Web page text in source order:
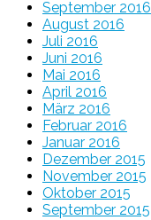
September 2016
August 2016
Juli 2016
Juni 2016
Mai 2016
April 2016
März 2016
Februar 2016
Januar 2016
Dezember 2015
November 2015
Oktober 2015
September 2015